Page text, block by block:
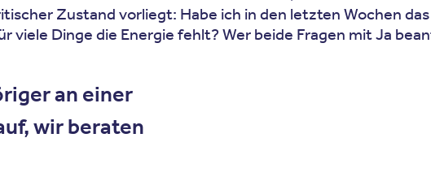
Zustand vorliegt: Habe ich in den letzten Wochen
viele Dinge die Energie fehlt? Wer beide Fragen mit Ja
an einer
wir beraten